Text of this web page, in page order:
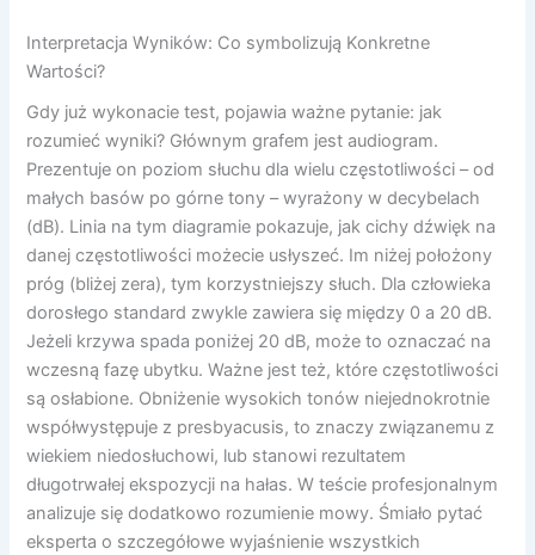
Interpretacja Wyników: Co symbolizują Konkretne
Wartości?
Gdy już wykonacie test, pojawia ważne pytanie: jak
rozumieć wyniki? Głównym grafem jest audiogram.
Prezentuje on poziom słuchu dla wielu częstotliwości – od
małych basów po górne tony – wyrażony w decybelach
(dB). Linia na tym diagramie pokazuje, jak cichy dźwięk na
danej częstotliwości możecie usłyszeć. Im niżej położony
próg (bliżej zera), tym korzystniejszy słuch. Dla człowieka
dorosłego standard zwykle zawiera się między 0 a 20 dB.
Jeżeli krzywa spada poniżej 20 dB, może to oznaczać na
wczesną fazę ubytku. Ważne jest też, które częstotliwości
są osłabione. Obniżenie wysokich tonów niejednokrotnie
współwystępuje z presbyacusis, to znaczy związanemu z
wiekiem niedosłuchowi, lub stanowi rezultatem
długotrwałej ekspozycji na hałas. W teście profesjonalnym
analizuje się dodatkowo rozumienie mowy. Śmiało pytać
eksperta o szczegółowe wyjaśnienie wszystkich